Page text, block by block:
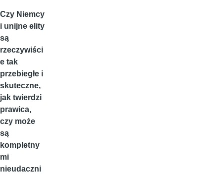
Czy Niemcy
i unijne elity
są
rzeczywiści
e tak
przebiegłe i
skuteczne,
jak twierdzi
prawica,
czy może
są
kompletny
mi
nieudaczni